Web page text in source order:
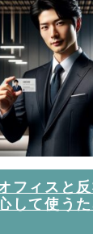
フィスと
して使う